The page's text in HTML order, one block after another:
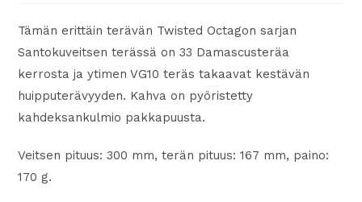
Tämän erittäin terävän Twisted Octagon sarjan
Santokuveitsen terässä on 33 Damascusteräa
kerrosta ja ytimen VG10 teräs takaavat kestävän
huipputerävyyden. Kahva on pyöristetty
kahdeksankulmio pakkapuusta.
Veitsen pituus: 300 mm, terän pituus: 167 mm, paino:
170 g.